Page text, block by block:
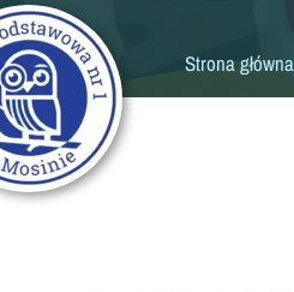
Strona główna